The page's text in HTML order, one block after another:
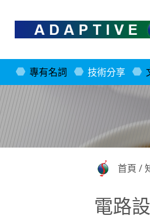
專有名詞 技術分享
首頁 /
電路